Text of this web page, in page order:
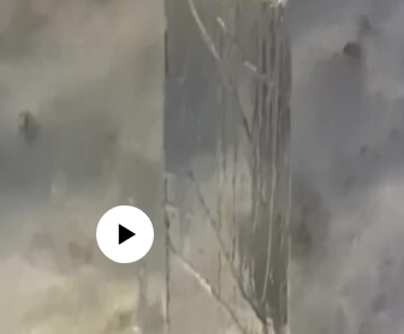
media source currently available